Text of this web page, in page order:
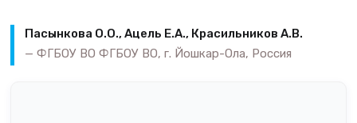
Пасынкова О.О., Ацель Е.А., Красильников А.В.
ФГБОУ ВО ФГБОУ ВО, г. Йошкар-Ола, Россия